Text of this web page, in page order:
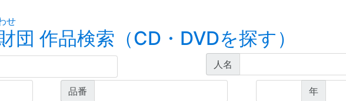
せ
団 作品検索（CD・DVDを探す）
人名
品番 年